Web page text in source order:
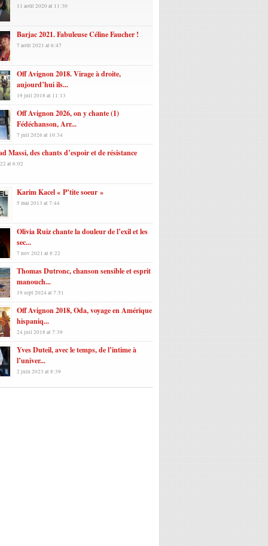
11 août 2020 at 11:30
Barjac 2021. Fabuleuse Céline Faucher !
7 août 2021 at 6:47
Off Avignon 2018. Virage à droite,
aujourd’hui ils...
19 juil 2018 at 11:13
Off Avignon 2026, on y chante (1)
Fédéchanson, Arr...
7 juil 2026 at 10:34
Massi, des chants d’espoir et de résistance
at 6:02
Karim Kacel « P’tite soeur »
5 mai 2013 at 7:44
Olivia Ruiz chante la douleur de l’exil et les
sec...
7 nov 2021 at 8:22
Thomas Dutronc, chanson sensible et esprit
manouch...
19 sept 2024 at 7:51
Off Avignon 2018, Oda, voyage en Amérique
hispaniq...
24 juil 2018 at 7:39
Yves Duteil, avec le temps, de l’intime à
l’univer...
2 juin 2023 at 8:39